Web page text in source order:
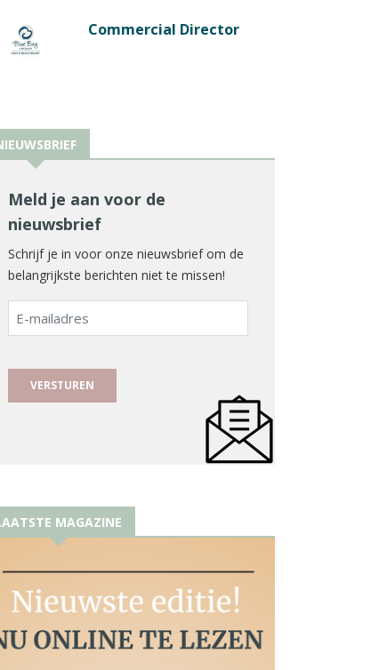
Commercial Director
Meld je aan voor de
nieuwsbrief
Schrijf je in voor onze nieuwsbrief om de
belangrijkste berichten niet te missen!
E-
mailadres
MAGAZINE